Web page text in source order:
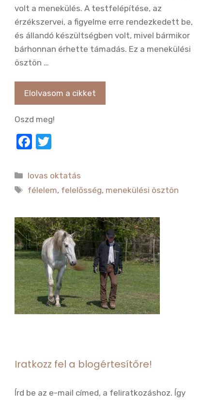
volt a menekülés. A testfelépítése, az
érzékszervei, a figyelme erre rendezkedett be,
és állandó készültségben volt, mivel bármikor
bárhonnan érhette támadás. Ez a menekülési
ösztön …
Elolvasom a cikket
Oszd meg!
F
c
e
o
o
k
it
te
Kategória
lovas oktatás
Címkék
félelem, felelősség, menekülési ösztön
Iratkozz fel a blogértesítőre!
Írd be az e-mail címed, a feliratkozáshoz. Így